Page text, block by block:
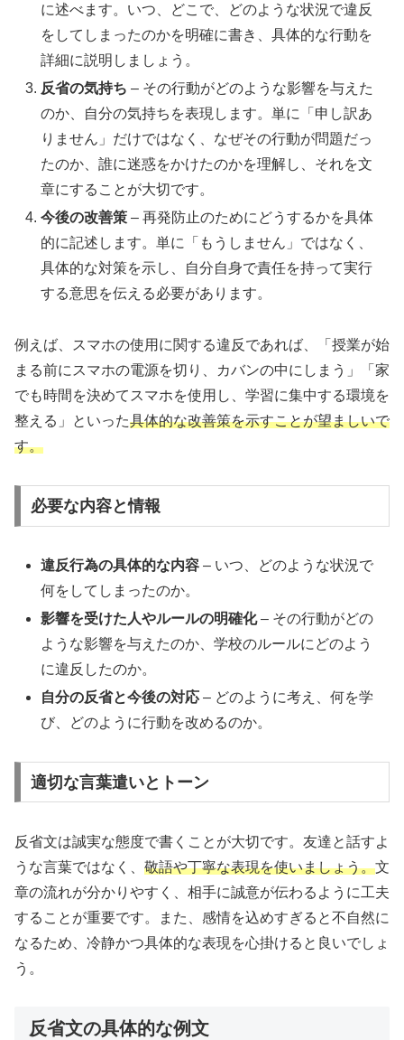
に述べます。いつ、どこで、どのような状況で違反
をしてしまったのかを明確に書き、具体的な行動を
詳細に説明しましょう。
反省の気持ち – その行動がどのような影響を与えた
のか、自分の気持ちを表現します。単に「申し訳あ
りません」だけではなく、なぜその行動が問題だっ
たのか、誰に迷惑をかけたのかを理解し、それを文
章にすることが大切です。
今後の改善策 – 再発防止のためにどうするかを具体
的に記述します。単に「もうしません」ではなく、
具体的な対策を示し、自分自身で責任を持って実行
する意思を伝える必要があります。
例えば、スマホの使用に関する違反であれば、「授業が始
まる前にスマホの電源を切り、カバンの中にしまう」「家
でも時間を決めてスマホを使用し、学習に集中する環境を
整える」といった具体的な改善策を示すことが望ましいで
す。
必要な内容と情報
違反行為の具体的な内容 – いつ、どのような状況で
何をしてしまったのか。
影響を受けた人やルールの明確化– その行動がどの
ような影響を与えたのか、学校のルールにどのよう
に違反したのか。
自分の反省と今後の対応 – どのように考え、何を学
び、どのように行動を改めるのか。
適切な言葉遣いとトーン
反省文は誠実な態度で書くことが大切です。友達と話すよ
うな言葉ではなく、 敬語や丁寧な表現を使いましょう。文
章の流れが分かりやすく、相手に誠意が伝わるように工夫
することが重要です。また、感情を込めすぎると不自然に
なるため、冷静かつ具体的な表現を心掛けると良いでしょ
う。
反省文の具体的な例文